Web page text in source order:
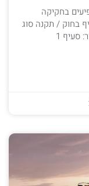
בחקיקה
בחוק / תקנה סוג
סעיף 1